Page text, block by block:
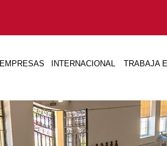
EMPRESAS INTERNACIONAL TRABAJA